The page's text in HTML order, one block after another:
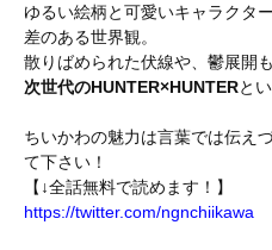
ゆるい絵柄と可愛いキャラクタ
差のある世界観。
散りばめられた伏線や、鬱展開も
次世代のHUNTER×HUNTERと
ちいかわの魅力は言葉では伝え
て下さい！
【↓全話無料で読めます！】
https://twitter.com/ngnchiikawa